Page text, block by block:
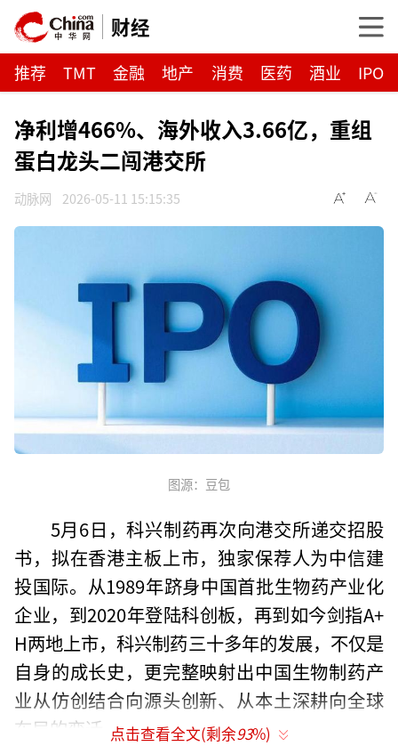
财经
推荐 TMT 金融 地产 消费 医药 酒业 IPO
净利增466%、海外收入3.66亿，重组
蛋白龙头二闯港交所
动脉网 2026-05-11 15:15:35
图源：豆包
5月6日，科兴制药再次向港交所递交招股
书，拟在香港主板上市，独家保荐人为中信建
投国际。从1989年跻身中国首批生物药产业化
企业，到2020年登陆科创板，再到如今剑指A+
H两地上市，科兴制药三十多年的发展，不仅是
自身的成长史，更完整映射出中国生物制药产
业从仿创结合向源头创新、从本土深耕向全球
布局的变迁。点击查看全文(剩余93%)